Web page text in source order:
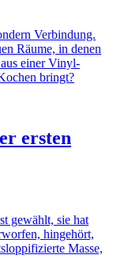
Verbindung.
Räume, in denen
einer Vinyl-
bringt?
ersten
gewählt, sie hat
hingehört,
Masse,